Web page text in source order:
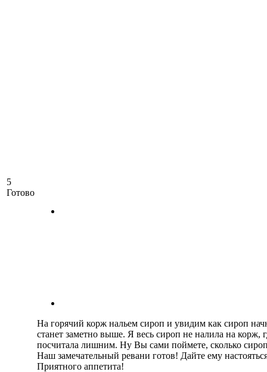
5
Готово
На горячий корж нальем сироп и увидим как сироп
станет заметно выше. Я весь сироп не налила на корж,
посчитала лишним. Ну Вы сами поймете, сколько
Наш замечательный ревани готов! Дайте ему
Приятного аппетита!